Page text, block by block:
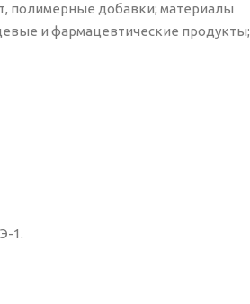
полимерные добавки; материалы
и фармацевтические продукты;
1.